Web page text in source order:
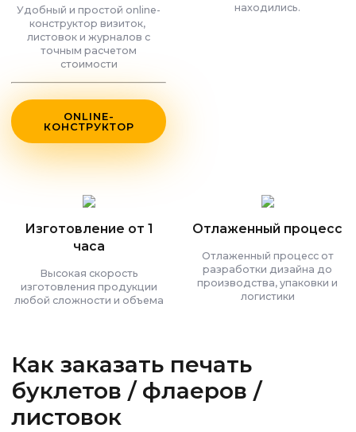
Удобный и простой online-
конструктор визиток,
листовок и журналов с
точным расчетом
стоимости
ONLINE-
КОНСТРУКТОР
находились.
Изготовление от 1
часа
Высокая скорость
изготовления продукции
любой сложности и объема
Отлаженный процесс
Отлаженный процесс от
разработки дизайна до
производства, упаковки и
логистики
Как заказать печать
буклетов / флаеров /
листовок